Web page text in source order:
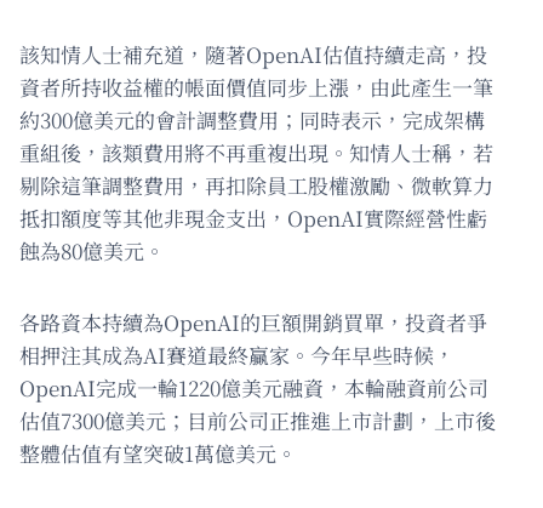
該知情人士補充道，隨著OpenAI估值持續走高，投
資者所持收益權的帳面價值同步上漲，由此產生一筆
約300億美元的會計調整費用；同時表示，完成架構
重組後，該類費用將不再重複出現。知情人士稱，若
剔除這筆調整費用，再扣除員工股權激勵、微軟算力
抵扣額度等其他非現金支出，OpenAI實際經營性虧
蝕為80億美元。
各路資本持續為OpenAI的巨額開銷買單，投資者爭
相押注其成為AI賽道最終贏家。今年早些時候，
OpenAI完成一輪1220億美元融資，本輪融資前公司
估值7300億美元；目前公司正推進上市計劃，上市後
整體估值有望突破1萬億美元。